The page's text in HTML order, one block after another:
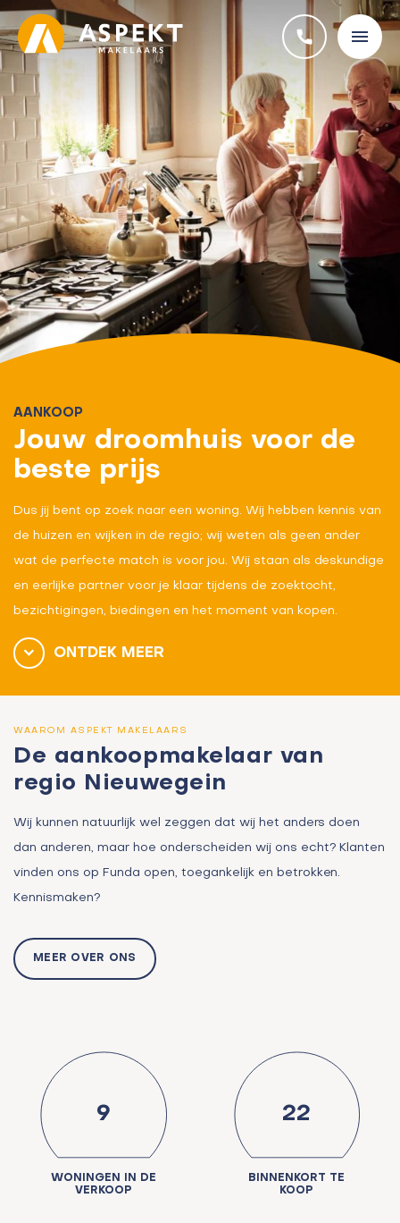
AANKOOP
Jouw droomhuis voor de
beste prijs
Dus jij bent op zoek naar een woning. Wij hebben kennis van
de huizen en wijken in de regio; wij weten als geen ander
wat de perfecte match is voor jou. Wij staan als deskundige
en eerlijke partner voor je klaar tijdens de zoektocht,
bezichtigingen, biedingen en het moment van kopen.
ONTDEK MEER
WAAROM ASPEKT MAKELAARS
De aankoopmakelaar van
regio Nieuwegein
Wij kunnen natuurlijk wel zeggen dat wij het anders doen
dan anderen, maar hoe onderscheiden wij ons echt? Klanten
vinden ons op Funda open, toegankelijk en betrokken.
Kennismaken?
MEER OVER ONS
9
WONINGEN IN DE
VERKOOP
22
BINNENKORT TE
KOOP